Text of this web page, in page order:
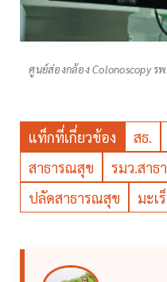
ศูนย์ส่องกล้อง Colonoscopy ร
แท็กที่เกี่ยวข้อง สธ.
สาธารณสุข
รมว.สาธ
ปลัดสาธารณสุข
มะเ